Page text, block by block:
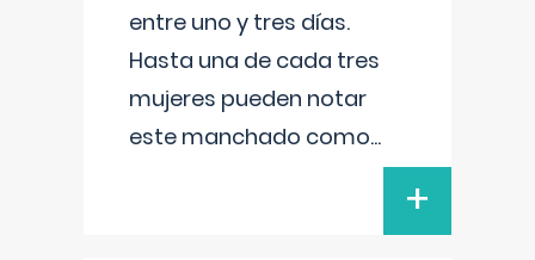
entre uno y tres días.
Hasta una de cada tres
mujeres pueden notar
este manchado como...
+